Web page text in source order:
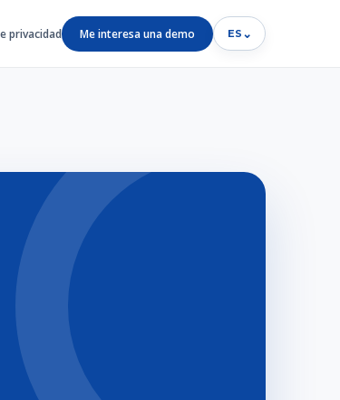
privacidad Me interesa una demo ES ⌄